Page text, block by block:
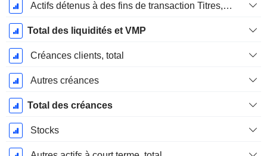
Actifs détenus à des fins de transaction Titres, totalActifs détenus à des fins de transactions (Trading), Total.
Total des liquidités et VMP
Créances clients, total
Autres créances
Total des créances
Stocks